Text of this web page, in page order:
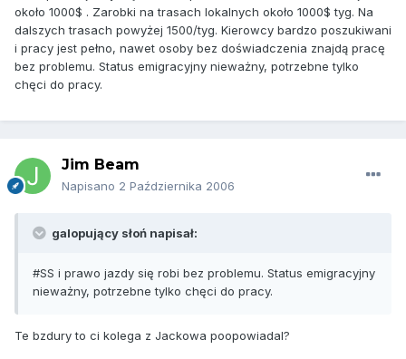
około 1000$ . Zarobki na trasach lokalnych około 1000$ tyg. Na
dalszych trasach powyżej 1500/tyg. Kierowcy bardzo poszukiwani
i pracy jest pełno, nawet osoby bez doświadczenia znajdą pracę
bez problemu. Status emigracyjny nieważny, potrzebne tylko
chęci do pracy.
Jim Beam
Napisano 2 Października 2006
galopujący słoń napisał:
#SS i prawo jazdy się robi bez problemu. Status emigracyjny
nieważny, potrzebne tylko chęci do pracy.
Te bzdury to ci kolega z Jackowa poopowiadal?